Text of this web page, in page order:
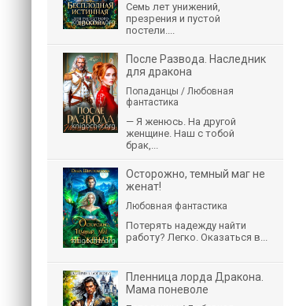
Семь лет унижений,
презрения и пустой
постели....
После Развода. Наследник
для дракона
Попаданцы / Любовная
фантастика
— Я женюсь. На другой
женщине. Наш с тобой
брак,...
Осторожно, темный маг не
женат!
Любовная фантастика
Потерять надежду найти
работу? Легко. Оказаться в...
Пленница лорда Дракона.
Мама поневоле